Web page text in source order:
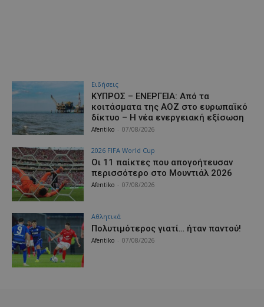
Ειδήσεις
ΚΥΠΡΟΣ – ΕΝΕΡΓΕΙΑ: Από τα
κοιτάσματα της ΑΟΖ στο ευρωπαϊκό
δίκτυο – Η νέα ενεργειακή εξίσωση
Afentiko 07/08/2026
2026 FIFA World Cup
Οι 11 παίκτες που απογοήτευσαν
περισσότερο στο Μουντιάλ 2026
Afentiko 07/08/2026
Αθλητικά
Πολυτιμότερος γιατί… ήταν παντού!
Afentiko 07/08/2026